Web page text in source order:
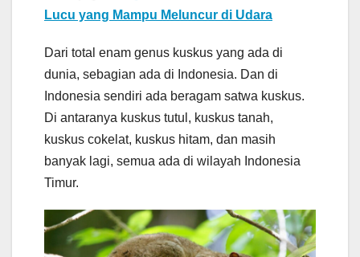
Lucu yang Mampu Meluncur di Udara
Dari total enam genus kuskus yang ada di
dunia, sebagian ada di Indonesia. Dan di
Indonesia sendiri ada beragam satwa kuskus.
Di antaranya kuskus tutul, kuskus tanah,
kuskus cokelat, kuskus hitam, dan masih
banyak lagi, semua ada di wilayah Indonesia
Timur.